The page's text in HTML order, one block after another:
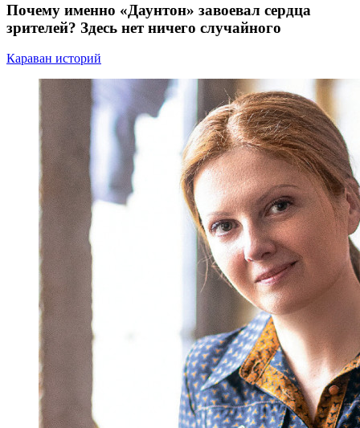
Почему именно «Даунтон» завоевал сердца
зрителей? Здесь нет ничего случайного
Караван историй